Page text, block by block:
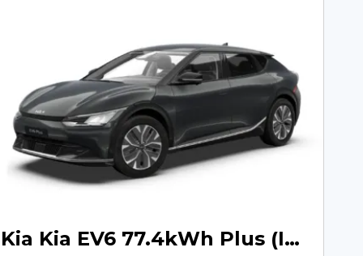
Kia Kia EV6 77.4kWh Plus (Incl. Relax) - Interstellar Grey